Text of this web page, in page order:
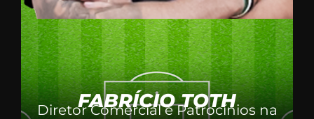
FABRÍCIO TOTH
Diretor Comercial e Patrocínios na